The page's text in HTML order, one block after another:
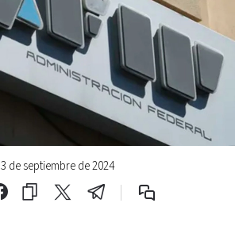
3 de septiembre de 2024